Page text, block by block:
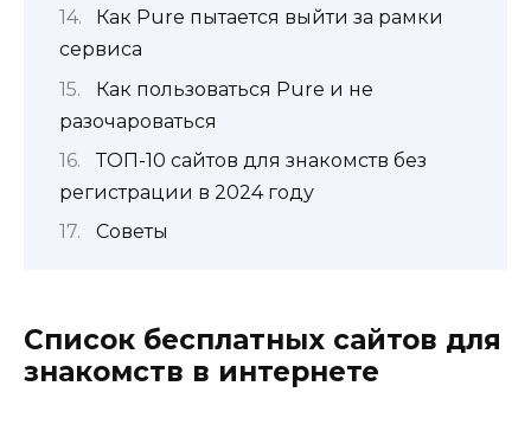
Как Pure пытается выйти за рамки
сервиса
Как пользоваться Pure и не
разочароваться
ТОП-10 сайтов для знакомств без
регистрации в 2024 году
Советы
Список бесплатных сайтов для
знакомств в интернете